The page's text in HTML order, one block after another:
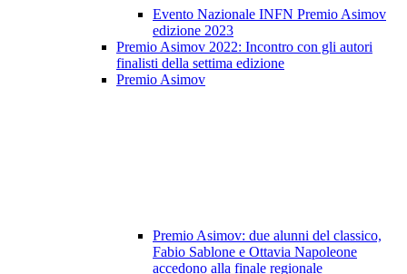
Evento Nazionale INFN Premio Asimov
edizione 2023
Premio Asimov 2022: Incontro con gli autori
finalisti della settima edizione
Premio Asimov
Premio Asimov: due alunni del classico,
Fabio Sablone e Ottavia Napoleone
accedono alla finale regionale